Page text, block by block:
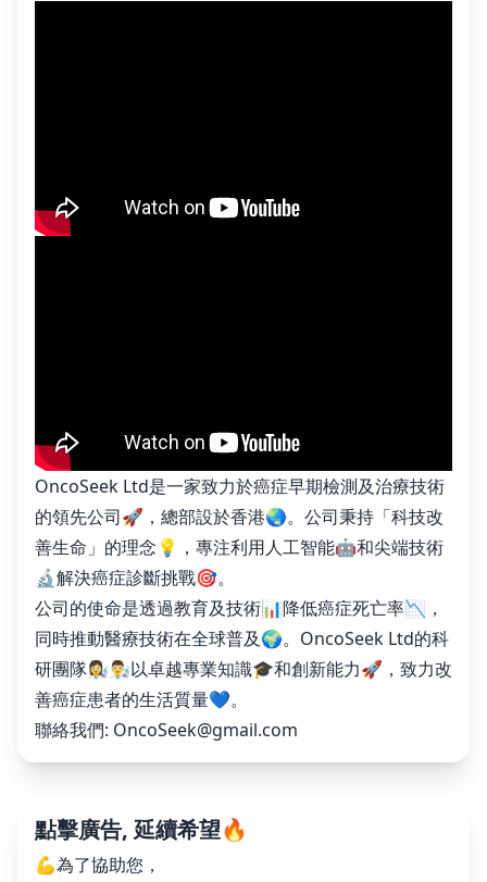
OncoSeek Ltd是一家致力於癌症早期檢測及治療技術
的領先公司🚀，總部設於香港🌏。公司秉持「科技改
善生命」的理念💡，專注利用人工智能🤖和尖端技術
🔬解決癌症診斷挑戰🎯。
公司的使命是透過教育及技術📊降低癌症死亡率📉，
同時推動醫療技術在全球普及🌍。OncoSeek Ltd的科
研團隊👩‍🔬👨‍🔬以卓越專業知識🎓和創新能力🚀，致力改
善癌症患者的生活質量💙。
聯絡我們: OncoSeek@gmail.com
點擊廣告, 延續希望🔥
💪為了協助您，